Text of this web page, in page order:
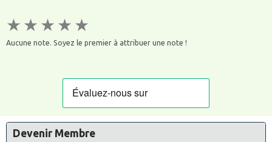
★ ★ ★ ★ ★
Aucune note. Soyez le premier à attribuer une note !
Devenir Membre